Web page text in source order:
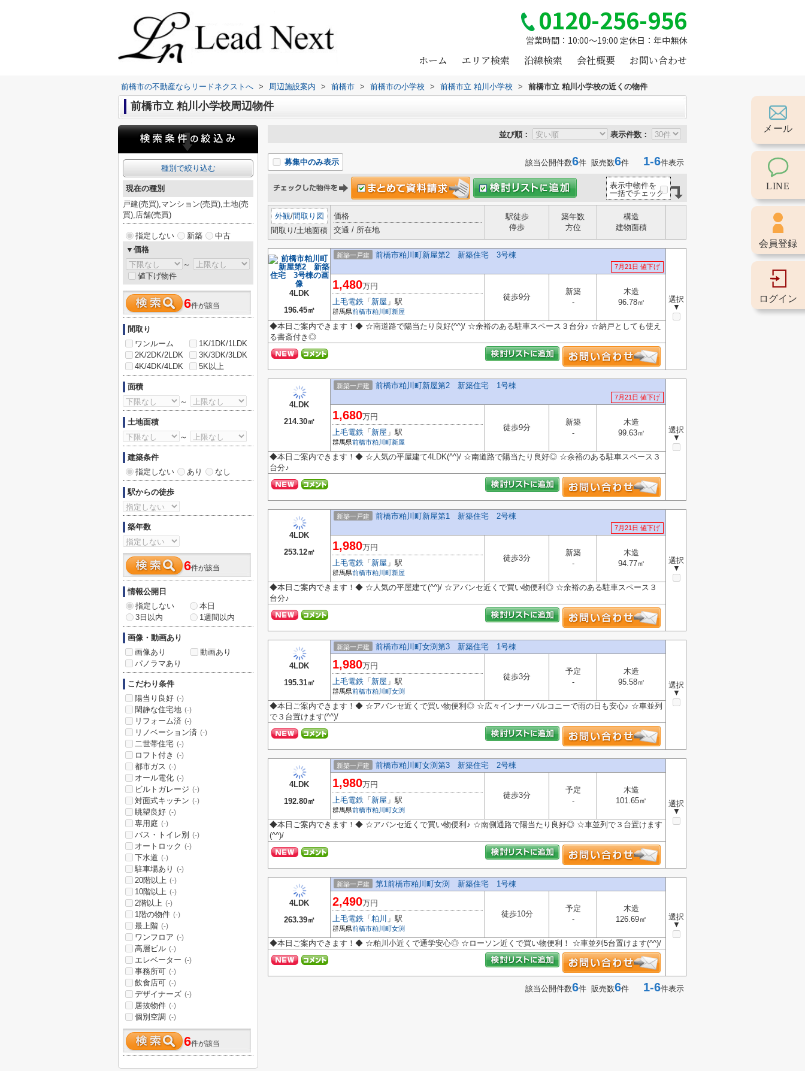
0120-256-956
営業時間：10:00～19:00 定休日：年中無休
ホーム エリア検索 沿線検索 会社概要 お問い合わせ
前橋市の不動産ならリードネクストへ > 周辺施設案内 > 前橋市 > 前橋市の小学校 > 前橋市立 粕川小学校 > 前橋市立 粕川小学校の近くの物件
前橋市立 粕川小学校周辺物件
並び順： 表示件数：
募集中のみ表示 該当公開件数6件 販売数6件 1-6件表示
表示中物件を
一括でチェック
外観/間取り図
間取り/土地面積
価格
交通 / 所在地
駅徒歩
停歩
築年数
方位
構造
建物面積
4LDK
196.45㎡
新築一戸建 前橋市粕川町新屋第2 新築住宅 3号棟
7月21日 値下げ
選択
▼
1,480万円
上毛電鉄 「 新屋 」駅
群馬県前橋市粕川町新屋
徒歩9分
新築
-
木造
96.78㎡
◆本日ご案内できます！◆ ☆南道路で陽当たり良好(^^)/ ☆余裕のある駐車スペース３台分♪ ☆納戸としても使え
る書斎付き◎
4LDK
214.30㎡
新築一戸建 前橋市粕川町新屋第2 新築住宅 1号棟
7月21日 値下げ
選択
▼
1,680万円
上毛電鉄 「 新屋 」駅
群馬県前橋市粕川町新屋
徒歩9分
新築
-
木造
99.63㎡
◆本日ご案内できます！◆ ☆人気の平屋建て4LDK(^^)/ ☆南道路で陽当たり良好◎ ☆余裕のある駐車スペース３
台分♪
4LDK
253.12㎡
新築一戸建 前橋市粕川町新屋第1 新築住宅 2号棟
7月21日 値下げ
選択
▼
1,980万円
上毛電鉄 「 新屋 」駅
群馬県前橋市粕川町新屋
徒歩3分
新築
-
木造
94.77㎡
◆本日ご案内できます！◆ ☆人気の平屋建て(^^)/ ☆アバンセ近くで買い物便利◎ ☆余裕のある駐車スペース３
台分♪
4LDK
195.31㎡
新築一戸建 前橋市粕川町女渕第3 新築住宅 1号棟
選択
▼
1,980万円
上毛電鉄 「 新屋 」駅
群馬県前橋市粕川町女渕
徒歩3分
予定
-
木造
95.58㎡
◆本日ご案内できます！◆ ☆アバンセ近くで買い物便利◎ ☆広々インナーバルコニーで雨の日も安心♪ ☆車並列
で３台置けます(^^)/
4LDK
192.80㎡
新築一戸建 前橋市粕川町女渕第3 新築住宅 2号棟
選択
▼
1,980万円
上毛電鉄 「 新屋 」駅
群馬県前橋市粕川町女渕
徒歩3分
予定
-
木造
101.65㎡
◆本日ご案内できます！◆ ☆アバンセ近くで買い物便利♪ ☆南側通路で陽当たり良好◎ ☆車並列で３台置けます
(^^)/
4LDK
263.39㎡
新築一戸建 第1前橋市粕川町女渕 新築住宅 1号棟
選択
▼
2,490万円
上毛電鉄 「 粕川 」駅
群馬県前橋市粕川町女渕
徒歩10分
予定
-
木造
126.69㎡
◆本日ご案内できます！◆ ☆粕川小近くで通学安心◎ ☆ローソン近くで買い物便利！ ☆車並列5台置けます(^^)/
該当公開件数6件 販売数6件 1-6件表示
種別で絞り込む
現在の種別
戸建(売買),マンション(売買),土地(売
買),店舗(売買)
指定しない 新築
中古
▼価格
～
値下げ物件
6件が該当
間取り
ワンルーム
1K/1DK/1LDK
2K/2DK/2LDK
3K/3DK/3LDK
4K/4DK/4LDK
5K以上
面積
～
土地面積
～
建築条件
指定しない
あり なし
駅からの徒歩
築年数
6件が該当
情報公開日
指定しない
本日
3日以内
1週間以内
画像・動画あり
画像あり
動画あり
パノラマあり
こだわり条件
陽当り良好 (-)
閑静な住宅地 (-)
リフォーム済 (-)
リノベーション済 (-)
二世帯住宅 (-)
ロフト付き (-)
都市ガス (-)
オール電化 (-)
ビルトガレージ (-)
対面式キッチン (-)
眺望良好 (-)
専用庭 (-)
バス・トイレ別 (-)
オートロック (-)
下水道 (-)
駐車場あり (-)
20階以上 (-)
10階以上 (-)
2階以上 (-)
1階の物件 (-)
最上階 (-)
ワンフロア (-)
高層ビル (-)
エレベーター (-)
事務所可 (-)
飲食店可 (-)
デザイナーズ (-)
居抜物件 (-)
個別空調 (-)
6件が該当
メール
LINE
会員登録
ログイン